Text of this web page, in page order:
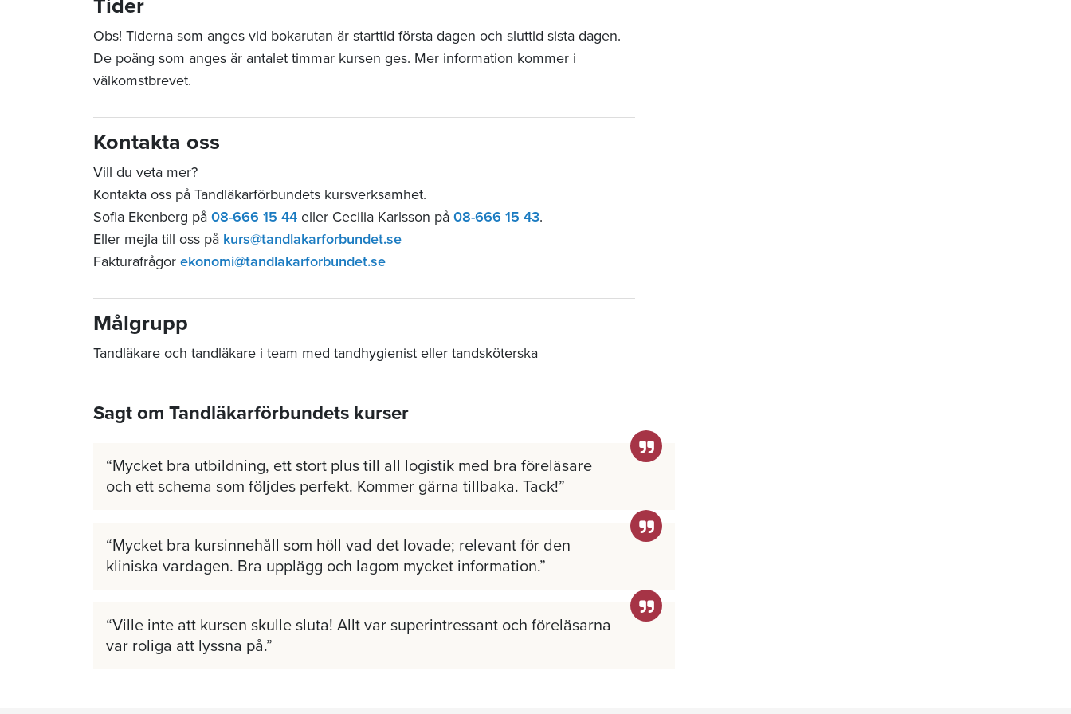
Tider
Obs! Tiderna som anges vid bokarutan är starttid första dagen och sluttid sista dagen.
De poäng som anges är antalet timmar kursen ges. Mer information kommer i
välkomstbrevet.
Kontakta oss
Vill du veta mer?
Kontakta oss på Tandläkarförbundets kursverksamhet.
Sofia Ekenberg på 08-666 15 44 eller Cecilia Karlsson på 08-666 15 43.
Eller mejla till oss på kurs@tandlakarforbundet.se
Fakturafrågor ekonomi@tandlakarforbundet.se
Målgrupp
Tandläkare och tandläkare i team med tandhygienist eller tandsköterska
Sagt om Tandläkarförbundets kurser
Mycket bra utbildning, ett stort plus till all logistik med bra föreläsare
och ett schema som följdes perfekt. Kommer gärna tillbaka. Tack!
Mycket bra kursinnehåll som höll vad det lovade; relevant för den
kliniska vardagen. Bra upplägg och lagom mycket information.
Ville inte att kursen skulle sluta! Allt var superintressant och föreläsarna
var roliga att lyssna på.